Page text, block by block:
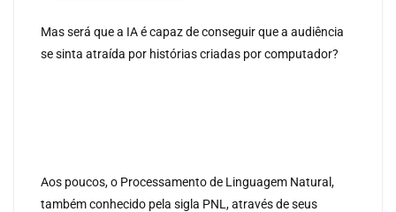
Mas será que a IA é capaz de conseguir que a audiência
se sinta atraída por histórias criadas por computador?
Aos poucos, o Processamento de Linguagem Natural,
também conhecido pela sigla PNL, através de seus